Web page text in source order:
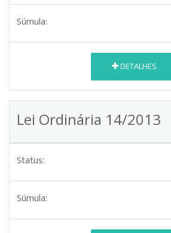
Súmula:
DETALHES
Lei Ordinária 14/2013
Status:
Súmula: